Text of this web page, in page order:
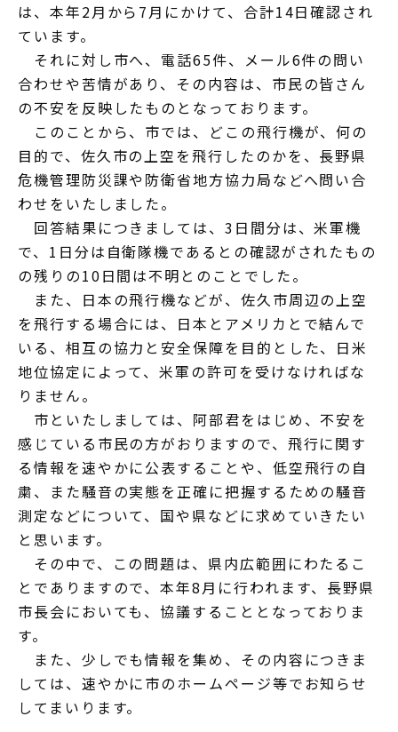
は、本年2月から7月にかけて、合計14日確認され
ています。
それに対し市へ、電話65件、メール6件の問い
合わせや苦情があり、その内容は、市民の皆さん
の不安を反映したものとなっております。
このことから、市では、どこの飛行機が、何の
目的で、佐久市の上空を飛行したのかを、長野県
危機管理防災課や防衛省地方協力局などへ問い合
わせをいたしました。
回答結果につきましては、3日間分は、米軍機
で、1日分は自衛隊機であるとの確認がされたもの
の残りの10日間は不明とのことでした。
また、日本の飛行機などが、佐久市周辺の上空
を飛行する場合には、日本とアメリカとで結んで
いる、相互の協力と安全保障を目的とした、日米
地位協定によって、米軍の許可を受けなければな
りません。
市といたしましては、阿部君をはじめ、不安を
感じている市民の方がおりますので、飛行に関す
る情報を速やかに公表することや、低空飛行の自
粛、また騒音の実態を正確に把握するための騒音
測定などについて、国や県などに求めていきたい
と思います。
その中で、この問題は、県内広範囲にわたるこ
とでありますので、本年8月に行われます、長野県
市長会においても、協議することとなっておりま
す。
また、少しでも情報を集め、その内容につきま
しては、速やかに市のホームページ等でお知らせ
してまいります。